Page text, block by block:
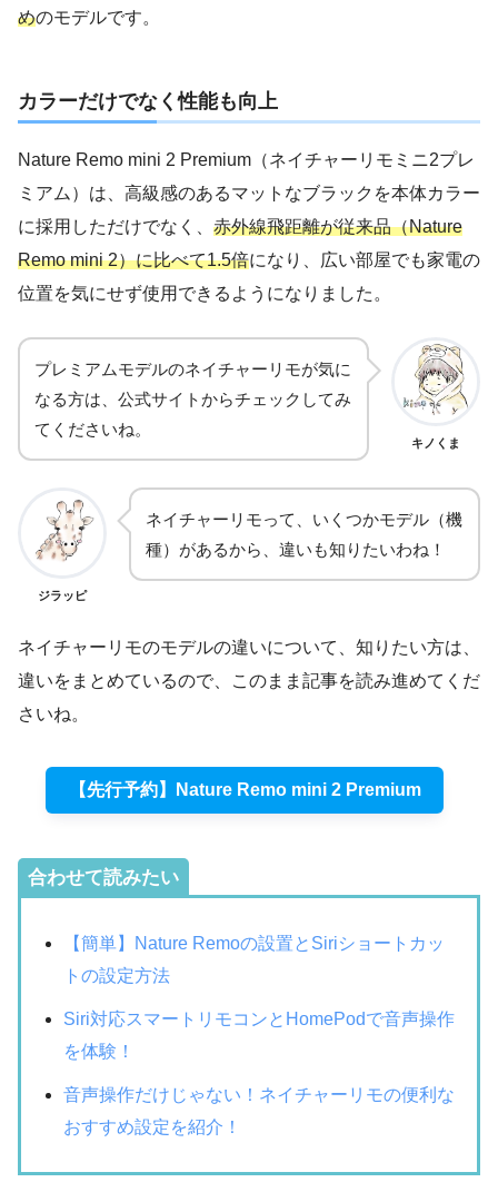
めのモデルです。
カラーだけでなく性能も向上
Nature Remo mini 2 Premium（ネイチャーリモミニ2プレ
ミアム）は、高級感のあるマットなブラックを本体カラー
に採用しただけでなく、 赤外線飛距離が従来品（Nature
Remo mini 2）に比べて1.5倍になり、広い部屋でも家電の
位置を気にせず使用できるようになりました。
プレミアムモデルのネイチャーリモが気に
なる方は、公式サイトからチェックしてみ
てくださいね。
キノくま
ジラッピ
ネイチャーリモって、いくつかモデル（機
種）があるから、違いも知りたいわね！
ネイチャーリモのモデルの違いについて、知りたい方は、
違いをまとめているので、このまま記事を読み進めてくだ
さいね。
【先行予約】Nature Remo mini 2 Premium
合わせて読みたい
【簡単】Nature Remoの設置とSiriショートカッ
トの設定方法
Siri対応スマートリモコンとHomePodで音声操作
を体験！
音声操作だけじゃない！ネイチャーリモの便利な
おすすめ設定を紹介！